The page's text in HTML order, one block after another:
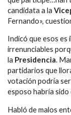
candidata a la
Fernando»,
Indicó que esos
irrenunciables
la Presidencia.
partidarios que
votación podría
esposo habría sido
Habló de malos